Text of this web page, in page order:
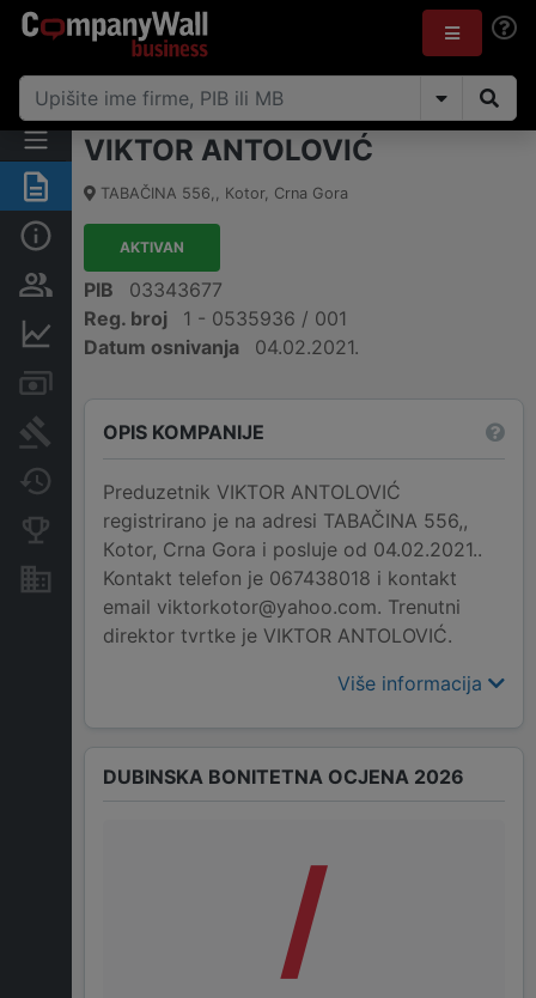
Sažetak
Osobe i vlasništvo
Finansijski podaci
Arhiva sudskih objava
Promjene
Konkurentne kompanije
Nekretnine i imovina
VIKTOR ANTOLOVIĆ
TABAČINA 556,, Кotor, Crna Gora
AKTIVAN
PIB
03343677
Reg. broj
1 - 0535936 / 001
Datum osnivanja
04.02.2021.
OPIS KOMPANIJE
Preduzetnik VIKTOR ANTOLOVIĆ
registrirano je na adresi TABAČINA 556,,
Кotor, Crna Gora i posluje od 04.02.2021..
Kontakt telefon je 067438018 i kontakt
email viktorkotor@yahoo.com. Trenutni
direktor tvrtke je VIKTOR ANTOLOVIĆ.
Više informacija
DUBINSKA BONITETNA OCJENA 2026
/